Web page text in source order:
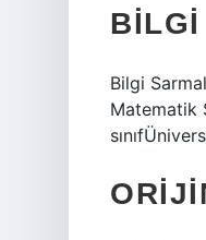
BILGI
Bilgi
Matematik